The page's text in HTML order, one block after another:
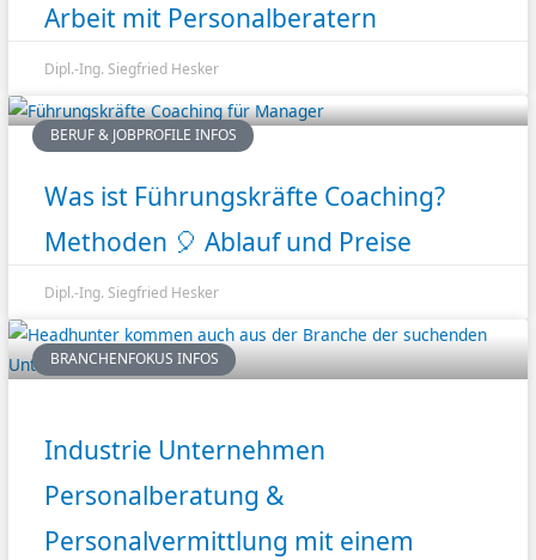
Arbeit mit Personalberatern
Dipl.-Ing. Siegfried Hesker
BERUF & JOBPROFILE INFOS
Was ist Führungskräfte Coaching?
Methoden 🎈 Ablauf und Preise
Dipl.-Ing. Siegfried Hesker
BRANCHENFOKUS INFOS
Industrie Unternehmen
Personalberatung &
Personalvermittlung mit einem